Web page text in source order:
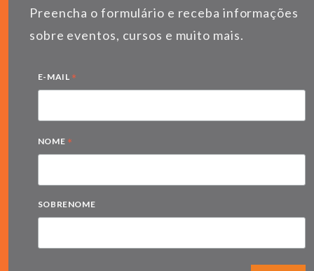
Preencha o formulário e receba informações
sobre eventos, cursos e muito mais.
E-MAIL *
NOME *
SOBRENOME